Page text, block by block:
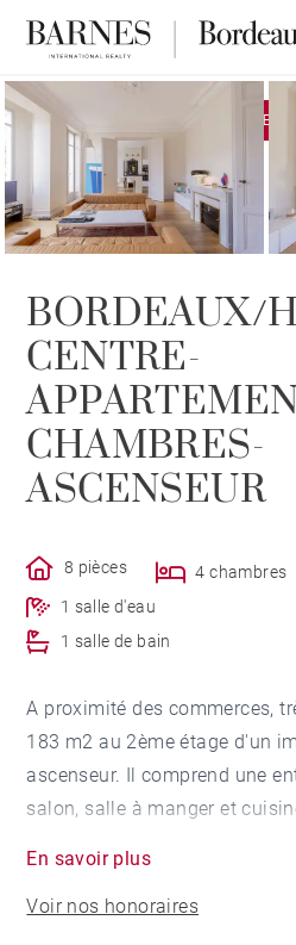
LOUÉ PAR BARNES
BORDEAUX/
CENTRE-
CHAMBRES-
ASCENSEUR
8 pièces
4 chambres
1 salle d'eau
1 salle de bain
A proximité des commerces,
183 m2 au 2ème étage d'un
ascenseur. Il comprend une
salon, salle à manger et
partageant une salle de
avec une chambre, une salle
En savoir plus
Voir nos honoraires